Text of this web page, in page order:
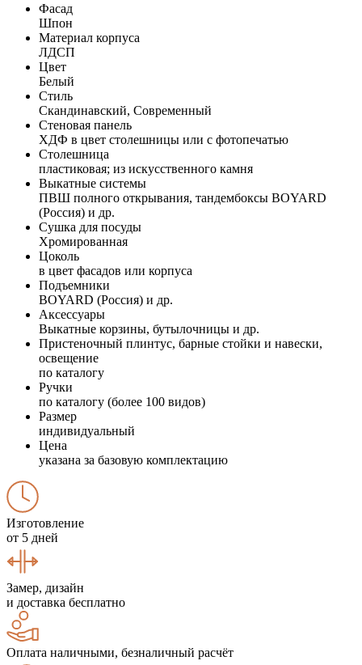
Фасад
Шпон
Материал корпуса
ЛДСП
Цвет
Белый
Стиль
Скандинавский, Современный
Стеновая панель
ХДФ в цвет столешницы или с фотопечатью
Столешница
пластиковая; из искусственного камня
Выкатные системы
ПВШ полного открывания, тандембоксы BOYARD
(Россия) и др.
Сушка для посуды
Хромированная
Цоколь
в цвет фасадов или корпуса
Подъемники
BOYARD (Россия) и др.
Аксессуары
Выкатные корзины, бутылочницы и др.
Пристеночный плинтус, барные стойки и навески,
освещение
по каталогу
Ручки
по каталогу (более 100 видов)
Размер
индивидуальный
Цена
указана за базовую комплектацию
Изготовление
от 5 дней
Замер, дизайн
и доставка бесплатно
Оплата наличными, безналичный расчёт